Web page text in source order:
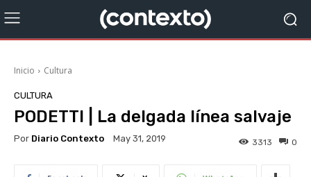
Inicio Cultura
CULTURA
PODETTI | La delgada línea salvaje
Por Diario Contexto May 31, 2019 0
3313